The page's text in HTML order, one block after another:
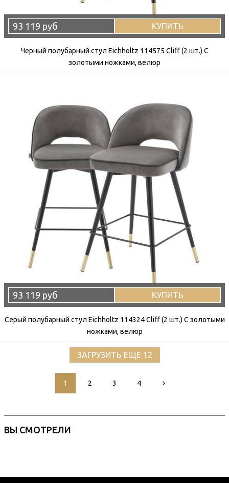
93 119 руб КУПИТЬ
Черный полубарный стул Eichholtz 114575 Cliff (2 шт.) С
золотыми ножками, велюр
93 119 руб КУПИТЬ
Серый полубарный стул Eichholtz 114324 Cliff (2 шт.) С золотыми
ножками, велюр
ЗАГРУЗИТЬ ЕЩЕ 12
1 2 3 4
ВЫ СМОТРЕЛИ